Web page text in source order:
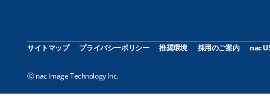
サイトマップ プライバシーポリシー 推奨環境 採用のご案内 nac
Ⓒ nac Image Technology Inc.